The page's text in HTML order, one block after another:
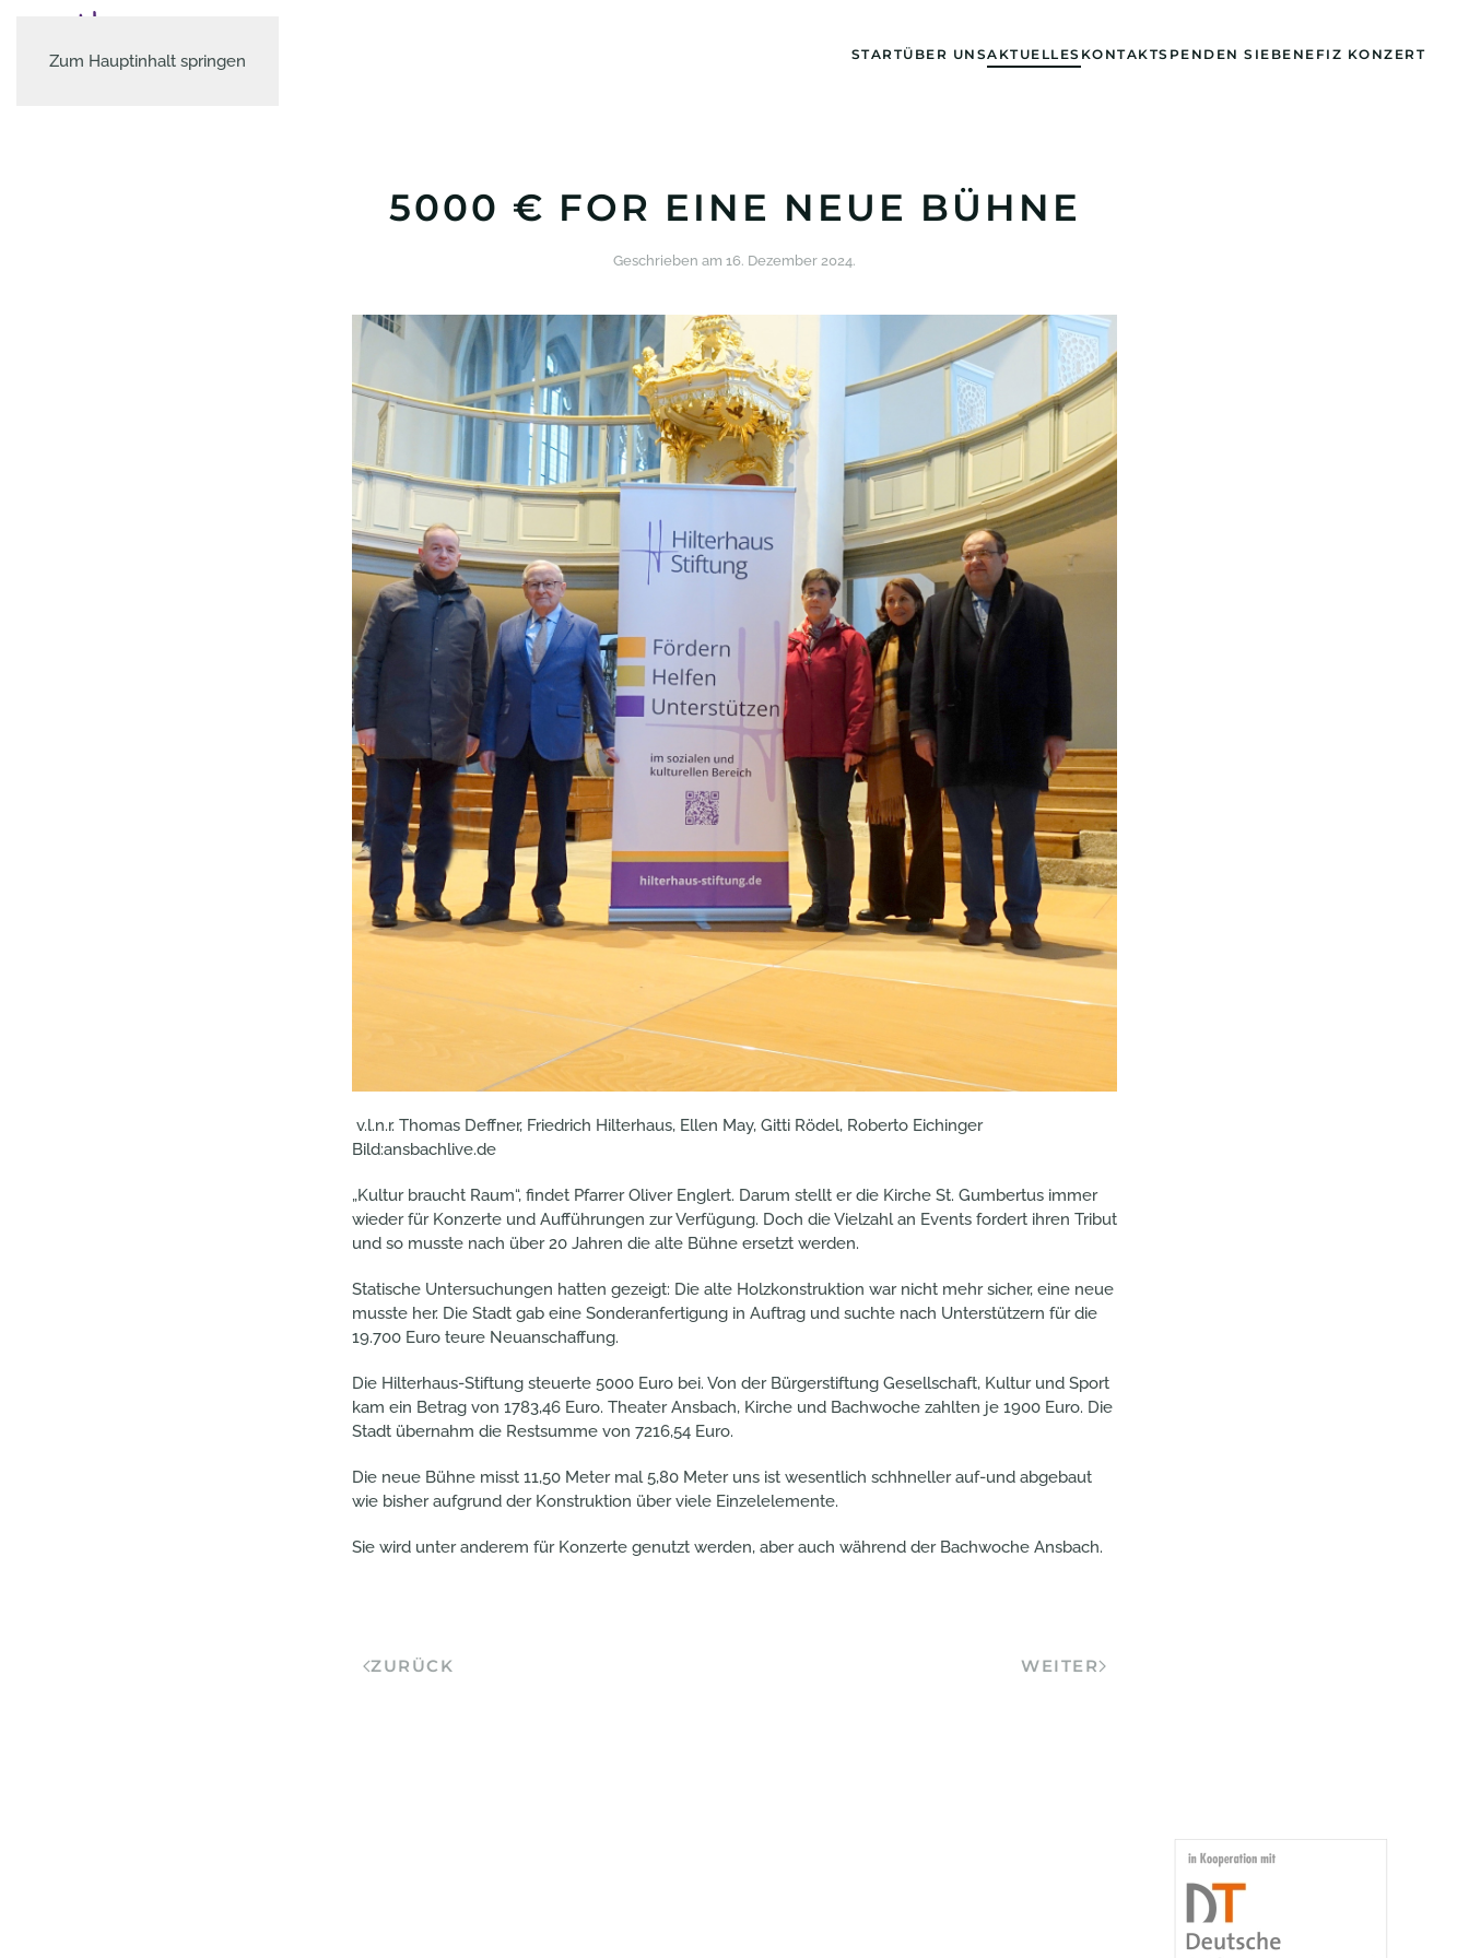
Zum Hauptinhalt springen STARTÜBER UNSAKTUELLES KONTAKTSPENDEN SIE BENEFIZ KONZERT
5000 € FOR EINE NEUE BÜHNE
Geschrieben am 16. Dezember 2024.
v.l.n.r. Thomas Deffner, Friedrich Hilterhaus, Ellen May, Gitti Rödel, Roberto Eichinger
Bild:ansbachlive.de
„Kultur braucht Raum“, findet Pfarrer Oliver Englert. Darum stellt er die Kirche St. Gumbertus immer
wieder für Konzerte und Aufführungen zur Verfügung. Doch die Vielzahl an Events fordert ihren Tribut
und so musste nach über 20 Jahren die alte Bühne ersetzt werden.
Statische Untersuchungen hatten gezeigt: Die alte Holzkonstruktion war nicht mehr sicher, eine neue
musste her. Die Stadt gab eine Sonderanfertigung in Auftrag und suchte nach Unterstützern für die
19.700 Euro teure Neuanschaffung.
Die Hilterhaus-Stiftung steuerte 5000 Euro bei. Von der Bürgerstiftung Gesellschaft, Kultur und Sport
kam ein Betrag von 1783,46 Euro. Theater Ansbach, Kirche und Bachwoche zahlten je 1900 Euro. Die
Stadt übernahm die Restsumme von 7216,54 Euro.
Die neue Bühne misst 11,50 Meter mal 5,80 Meter uns ist wesentlich schhneller auf-und abgebaut
wie bisher aufgrund der Konstruktion über viele Einzelelemente.
Sie wird unter anderem für Konzerte genutzt werden, aber auch während der Bachwoche Ansbach.
ZURÜCK WEITER